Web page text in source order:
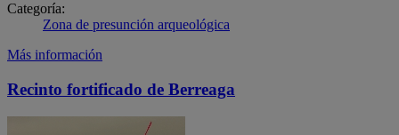
Categoría:
Zona de presunción arqueológica
Más información
Recinto fortificado de Berreaga